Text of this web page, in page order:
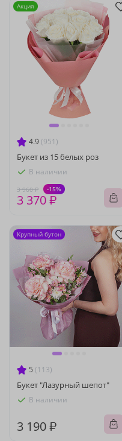
4.9 (951)
Букет из 15 белых роз
В наличии
3 960 ₽ -15%
3 370 ₽
Акция
5 (113)
Букет "Лазурный шепот"
В наличии
3 190 ₽
Крупный бутон